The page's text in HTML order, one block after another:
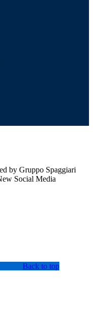
by Gruppo Spaggiari
Social Media
Back to top